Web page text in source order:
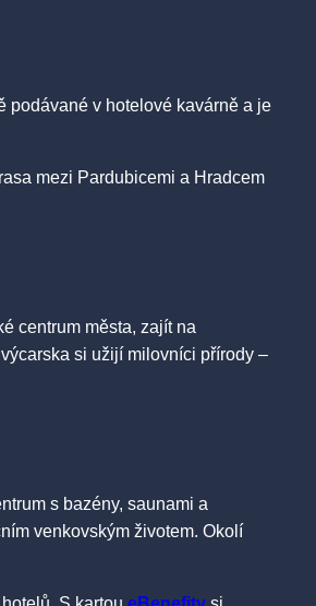
podávané v hotelové kavárně a je
mezi Pardubicemi a Hradcem
centrum města, zajít na
si užijí milovníci přírody –
s bazény, saunami a
venkovským životem. Okolí